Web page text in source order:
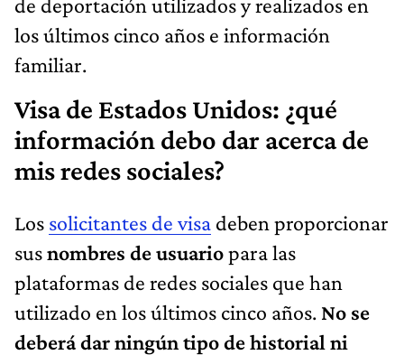
los últimos cinco años e información
familiar.
Visa de Estados Unidos: ¿qué
información debo dar acerca de
mis redes sociales?
Los solicitantes de visa deben proporcionar
susnombres de usuariopara las
plataformas de redes sociales que han
utilizado en los últimos cinco años. No se
deberá dar ningún tipo de historial ni